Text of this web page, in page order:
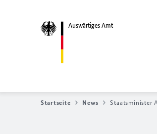
Auswärtiges Amt
Startseite News Staatsminister